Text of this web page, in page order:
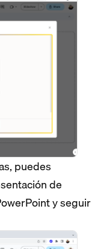
puedes
de
y seguir